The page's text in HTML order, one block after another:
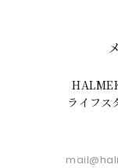
ライフス